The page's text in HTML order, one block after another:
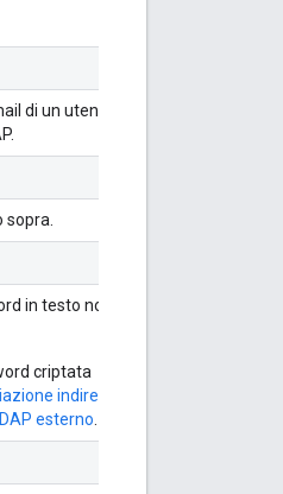
di un utente con
in testo normale
criptata
indiretta only:
esterno